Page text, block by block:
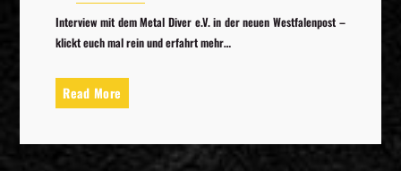
Interview mit dem Metal Diver e.V. in der neuen Westfalenpost –
klickt euch mal rein und erfahrt mehr…
Read More